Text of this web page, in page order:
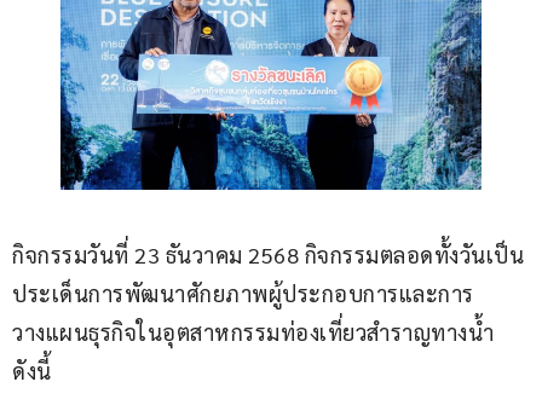
กิจกรรมวันที่ 23 ธันวาคม 2568 กิจกรรมตลอดทั้งวันเป็น
ประเด็นการพัฒนาศักยภาพผู้ประกอบการและการ
วางแผนธุรกิจในอุตสาหกรรมท่องเที่ยวสำราญทางน้ำ
ดังนี้